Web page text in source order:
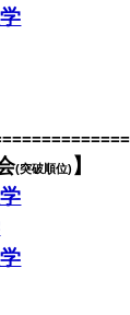
(突破順位) 】